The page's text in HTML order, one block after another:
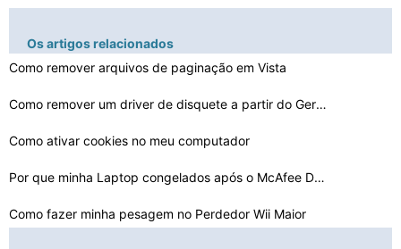
Os artigos relacionados
Como remover arquivos de paginação em Vista
Como remover um driver de disquete a partir do Gerencia…
Como ativar cookies no meu computador
Por que minha Laptop congelados após o McAfee Download…
Como fazer minha pesagem no Perdedor Wii Maior